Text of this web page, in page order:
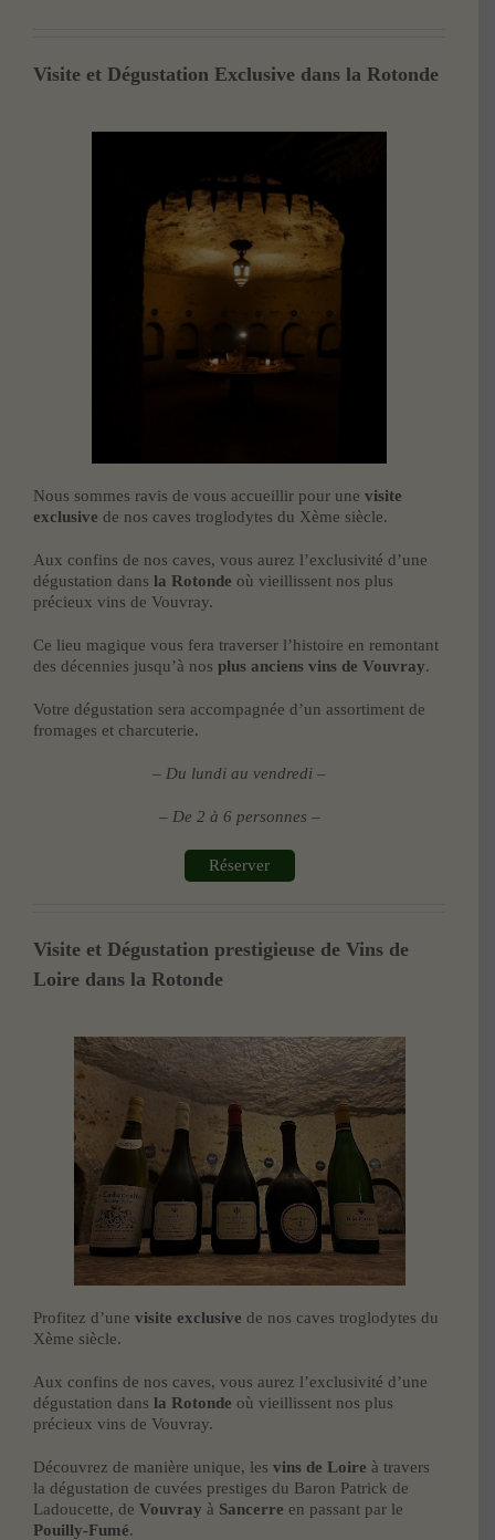
Visite et Dégustation Exclusive dans la Rotonde
Nous sommes ravis de vous accueillir pour une visite
exclusive de nos caves troglodytes du Xème siècle.
Aux confins de nos caves, vous aurez l’exclusivité d’une
dégustation dans la Rotonde où vieillissent nos plus
précieux vins de Vouvray.
Ce lieu magique vous fera traverser l’histoire en remontant
des décennies jusqu’à nos plus anciens vins de Vouvray.
Votre dégustation sera accompagnée d’un assortiment de
fromages et charcuterie.
– Du lundi au vendredi –
– De 2 à 6 personnes –
Réserver
Visite et Dégustation prestigieuse de Vins de
Loire dans la Rotonde
Profitez d’une visite exclusive de nos caves troglodytes du
Xème siècle.
Aux confins de nos caves, vous aurez l’exclusivité d’une
dégustation dans la Rotonde où vieillissent nos plus
précieux vins de Vouvray.
Découvrez de manière unique, les vins de Loire à travers
la dégustation de cuvées prestiges du Baron Patrick de
Ladoucette, de Vouvray à Sancerre en passant par le
Pouilly-Fumé.